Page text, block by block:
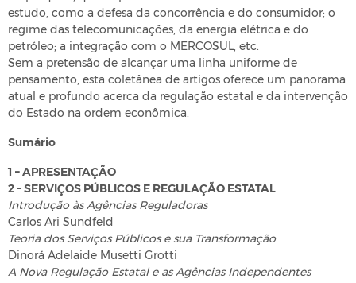
estudo, como a defesa da concorrência e do consumidor; o
regime das telecomunicações, da energia elétrica e do
petróleo; a integração com o MERCOSUL, etc.
Sem a pretensão de alcançar uma linha uniforme de
pensamento, esta coletânea de artigos oferece um panorama
atual e profundo acerca da regulação estatal e da intervenção
do Estado na ordem econômica.
Sumário
1 – APRESENTAÇÃO
2 – SERVIÇOS PÚBLICOS E REGULAÇÃO ESTATAL
Introdução às Agências Reguladoras
Carlos Ari Sundfeld
Teoria dos Serviços Públicos e sua Transformação
Dinorá Adelaide Musetti Grotti
A Nova Regulação Estatal e as Agências Independentes